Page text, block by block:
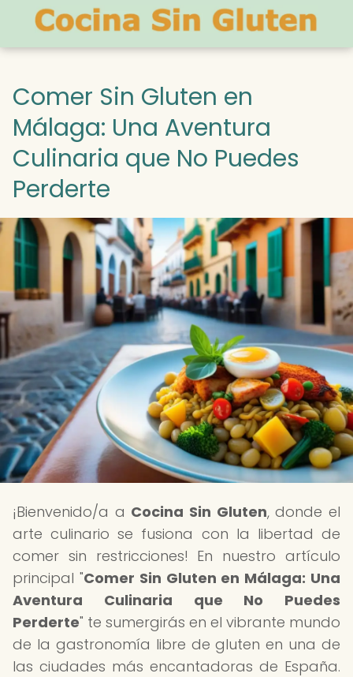
Comer Sin Gluten en
Málaga: Una Aventura
Culinaria que No Puedes
Perderte
¡Bienvenido/a a Cocina Sin Gluten, donde el
arte culinario se fusiona con la libertad de
comer sin restricciones! En nuestro artículo
principal "Comer Sin Gluten en Málaga: Una
Aventura Culinaria que No Puedes
Perderte" te sumergirás en el vibrante mundo
de la gastronomía libre de gluten en una de
las ciudades más encantadoras de España.